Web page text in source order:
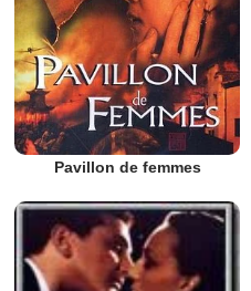
Pavillon de femmes